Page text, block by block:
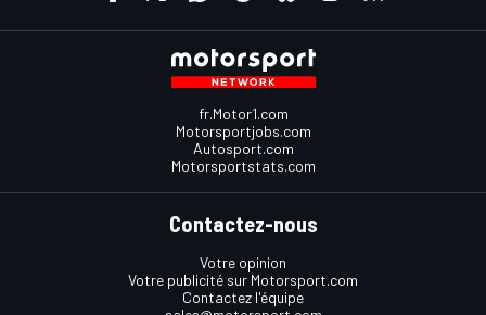
fr.Motor1.com
Motorsportjobs.com
Autosport.com
Motorsportstats.com
Contactez-nous
Votre opinion
Votre publicité sur Motorsport.com
Contactez l'équipe